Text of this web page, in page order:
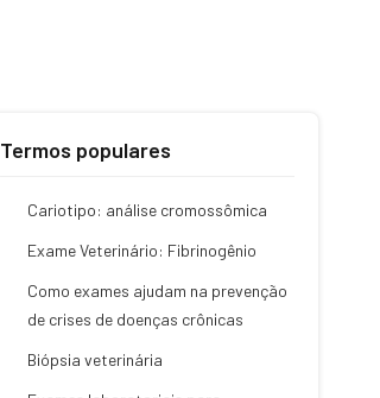
Termos populares
Cariotipo: análise cromossômica
Exame Veterinário: Fibrinogênio
Como exames ajudam na prevenção
de crises de doenças crônicas
Biópsia veterinária